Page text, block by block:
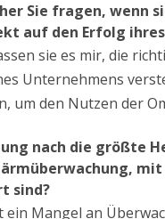
Sie fragen, wenn
auf den Erfolg
sie es mir, die
Unternehmens
um den Nutzen der
nach die größte
sind?
ein Mangel an